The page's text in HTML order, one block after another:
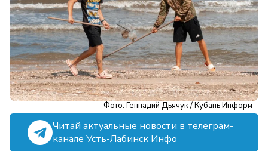
Фото: Геннадий Дьячук / Кубань Информ
Читай актуальные новости в телеграм-
канале Усть-Лабинск Инфо